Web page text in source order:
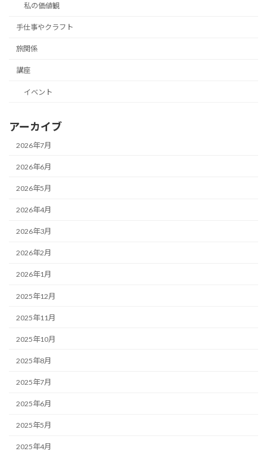
私の価値観
手仕事やクラフト
旅関係
講座
イベント
アーカイブ
2026年7月
2026年6月
2026年5月
2026年4月
2026年3月
2026年2月
2026年1月
2025年12月
2025年11月
2025年10月
2025年8月
2025年7月
2025年6月
2025年5月
2025年4月